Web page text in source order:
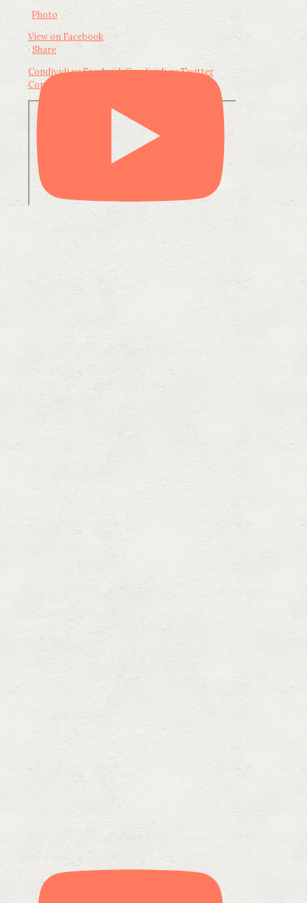
Photo
View on Facebook
· Share
Condividi su FacebookCondividi su Twitter
Condividi su LinkedIn